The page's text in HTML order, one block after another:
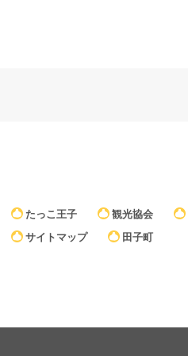
たっこ王子 観光協会
サイトマップ
田子町